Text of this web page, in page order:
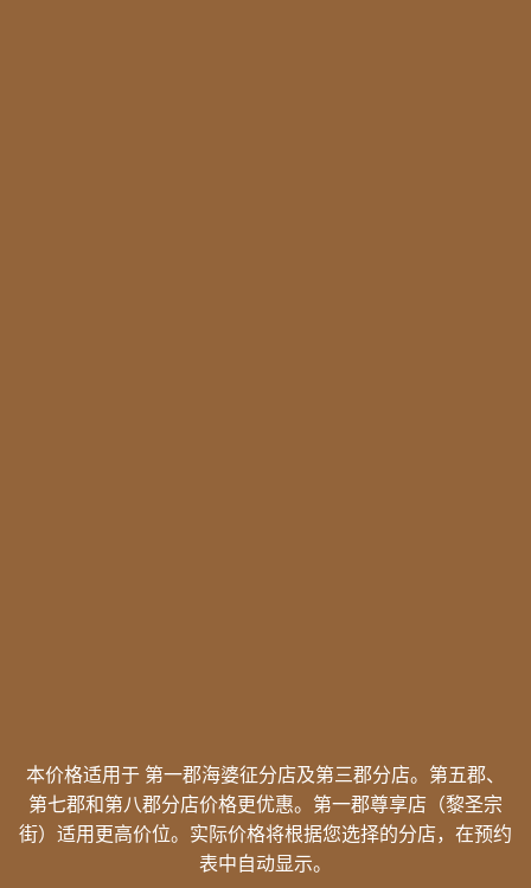
本价格适用于 第一郡海婆征分店及第三郡分店。 第五郡、
第七郡和第八郡分店价格更优惠。 第一郡尊享店（黎圣宗
街）适用更高价位。实际价格将根据您选择的分店，在预约
表中自动显示。